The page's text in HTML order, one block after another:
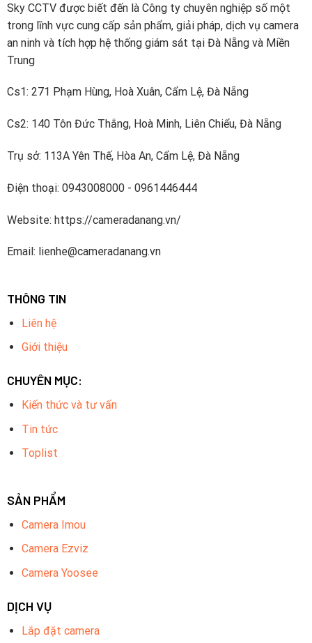
Sky CCTV được biết đến là Công ty chuyên nghiệp số một
trong lĩnh vực cung cấp sản phẩm, giải pháp, dịch vụ camera
an ninh và tích hợp hệ thống giám sát tại Đà Nẵng và Miền
Trung
Cs1: 271 Phạm Hùng, Hoà Xuân, Cẩm Lệ, Đà Nẵng
Cs2: 140 Tôn Đức Thắng, Hoà Minh, Liên Chiểu, Đà Nẵng
Trụ sở: 113A Yên Thế, Hòa An, Cẩm Lệ, Đà Nẵng
Điện thoại: 0943008000 - 0961446444
Website: https://cameradanang.vn/
Email: lienhe@cameradanang.vn
THÔNG TIN
Liên hệ
Giới thiệu
CHUYÊN MỤC:
Kiến thức và tư vấn
Tin tức
Toplist
SẢN PHẨM
Camera Imou
Camera Ezviz
Camera Yoosee
DỊCH VỤ
Lắp đặt camera